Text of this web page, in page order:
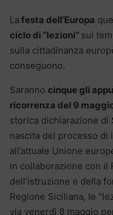
La festa dell’Europa
ciclo di “lezioni” sui
sulla cittadinanza
conseguono.
Saranno cinque gli
ricorrenza del 9
storica dichiarazione di
nascita del processo di
all’attuale Unione
in collaborazione con il
dell’istruzione e della
Regione Siciliana, le
via venerdì 8 maggio